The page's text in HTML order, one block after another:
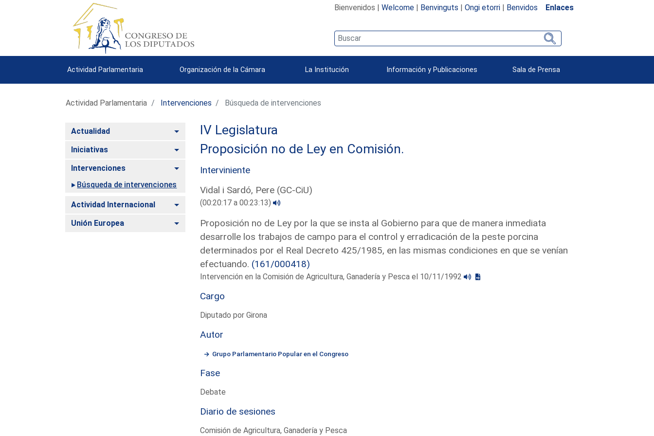
Bienvenidos | Welcome| Benvinguts | Ongi etorri| Benvidos Enlaces
Actividad Parlamentaria Organización de la Cámara La Institución Información y Publicaciones Sala de Prensa
Actividad Parlamentaria Intervenciones Búsqueda de intervenciones
Actualidad Alternar
Iniciativas Alternar
Intervenciones
Alternar
Búsqueda de intervenciones
Actividad Internacional Alternar
Unión Europea Alternar
IV Legislatura
Proposición no de Ley en Comisión.
Interviniente
Vidal i Sardó, Pere (GC-CiU)
(00:20:17 a 00:23:13)
Proposición no de Ley por la que se insta al Gobierno para que de manera inmediata
desarrolle los trabajos de campo para el control y erradicación de la peste porcina
determinados por el Real Decreto 425/1985, en las mismas condiciones en que se venían
efectuando. (161/000418)
Intervención en la Comisión de Agricultura, Ganadería y Pesca el 10/11/1992
Cargo
Diputado por Girona
Autor
Grupo Parlamentario Popular en el Congreso
Fase
Debate
Diario de sesiones
Comisión de Agricultura, Ganadería y Pesca